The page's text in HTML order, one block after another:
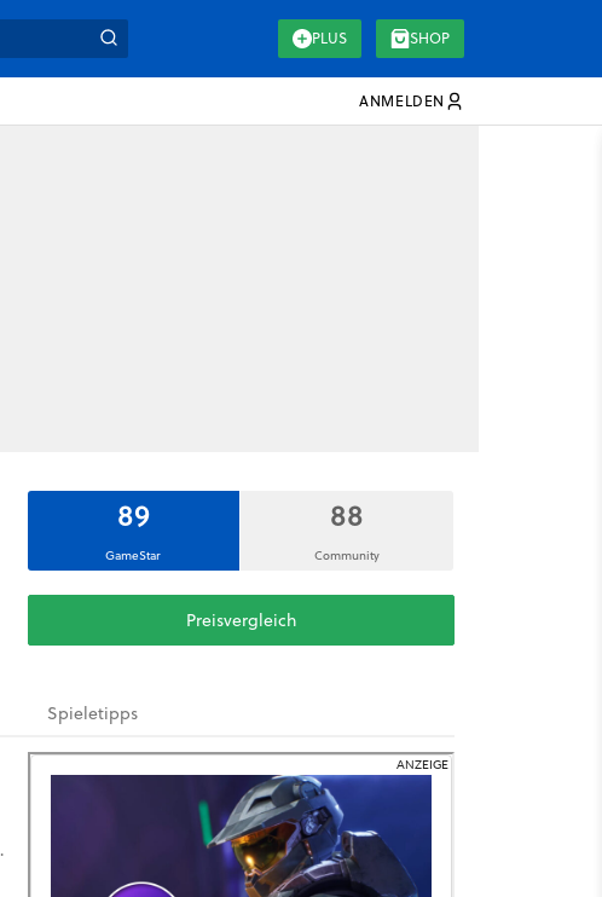
PLUS SHOP
ANMELDEN
89
GameStar
88
Community
Preisvergleich
Spieletipps